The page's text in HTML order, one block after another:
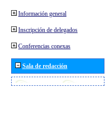
Información general
Inscripción de delegados
Conferencias conexas
Sala de redacción